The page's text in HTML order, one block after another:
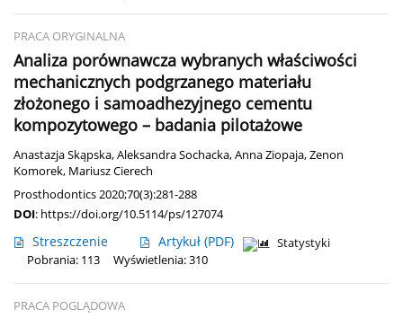
PRACA ORYGINALNA
Analiza porównawcza wybranych właściwości
mechanicznych podgrzanego materiału
złożonego i samoadhezyjnego cementu
kompozytowego – badania pilotażowe
Anastazja Skąpska,Aleksandra Sochacka,Anna Ziopaja,Zenon
Komorek, Mariusz Cierech
Prosthodontics 2020;70(3):281-288
DOI: https://doi.org/10.5114/ps/127074
Streszczenie Artykuł (PDF)
Statystyki
Pobrania: 113
Wyświetlenia: 310
PRACA POGLĄDOWA